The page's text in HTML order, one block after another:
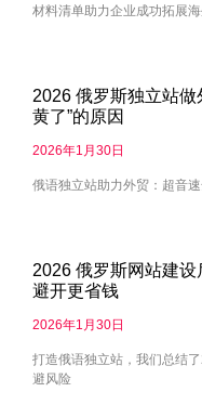
材料清单助力企业成功拓展海
2026 俄罗斯独立站
黄了”的原因
2026年1月30日
俄语独立站助力外贸：超音
2026 俄罗斯网站建
避开更省钱
2026年1月30日
打造俄语独立站，我们总结
避风险